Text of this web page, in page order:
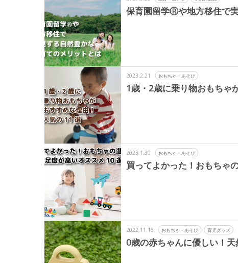
保育園留学Ⓡや地方移住で
2023.2.21 おもちゃ・あそび
1歳・2歳に乗り物おもちゃ
2023.1.30 おもちゃ・あそび
買ってよかった！おもちゃ
2022.11.16 おもちゃ・あそび 育児グッズ
0歳の赤ちゃんに優しい！